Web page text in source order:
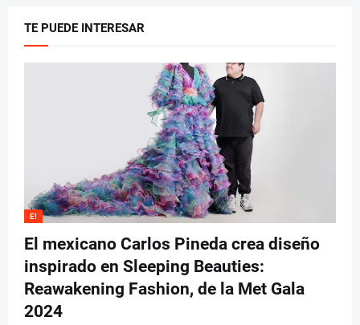
TE PUEDE INTERESAR
E!
El mexicano Carlos Pineda crea diseño
inspirado en Sleeping Beauties:
Reawakening Fashion, de la Met Gala
2024